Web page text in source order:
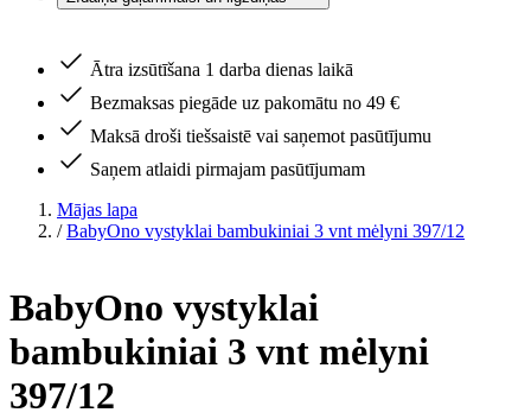
Ātra izsūtīšana 1 darba dienas laikā
Bezmaksas piegāde uz pakomātu no 49 €
Maksā droši tiešsaistē vai saņemot pasūtījumu
Saņem atlaidi pirmajam pasūtījumam
Mājas lapa
/ BabyOno vystyklai bambukiniai 3 vnt mėlyni 397/12
BabyOno vystyklai
bambukiniai 3 vnt mėlyni
397/12